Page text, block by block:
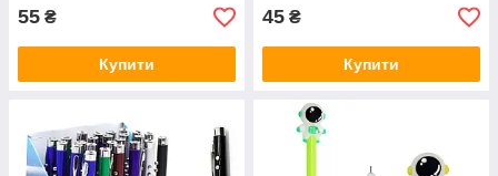
55 ₴
Купити
45 ₴
Купити